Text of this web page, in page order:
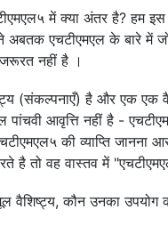
में क्या अंतर है? हम
एचटीएमएल के बारे में
नहीं है ।
(संकल्पनाएँ) है और एक एक
आवृत्ति नहीं है -
की व्याप्ति
है तो वह वास्तव में
वैशिष्ट्य, कौन उनका उपयोग